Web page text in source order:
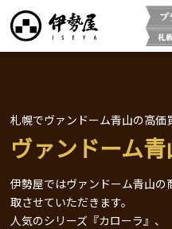
札幌でヴァンドーム青山の高価
ヴァンドーム
伊勢屋ではヴァンドーム青山の
取させていただきます。
人気のシリーズ『カローラ』、